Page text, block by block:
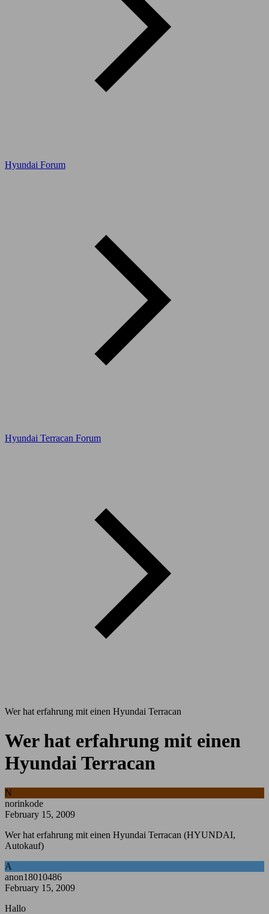
Hyundai Forum
Hyundai Terracan Forum
Wer hat erfahrung mit einen Hyundai Terracan
Wer hat erfahrung mit einen
Hyundai Terracan
N
norinkode
February 15, 2009
Wer hat erfahrung mit einen Hyundai Terracan (HYUNDAI,
Autokauf)
A
anon18010486
February 15, 2009
Hallo